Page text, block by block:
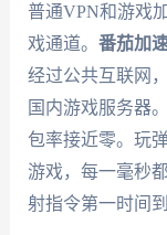
普通VPN和游戏
戏通道。 番茄加
经过公共互联网
国内游戏服务器
包率接近零。玩
游戏，每一毫秒
射指令第一时间